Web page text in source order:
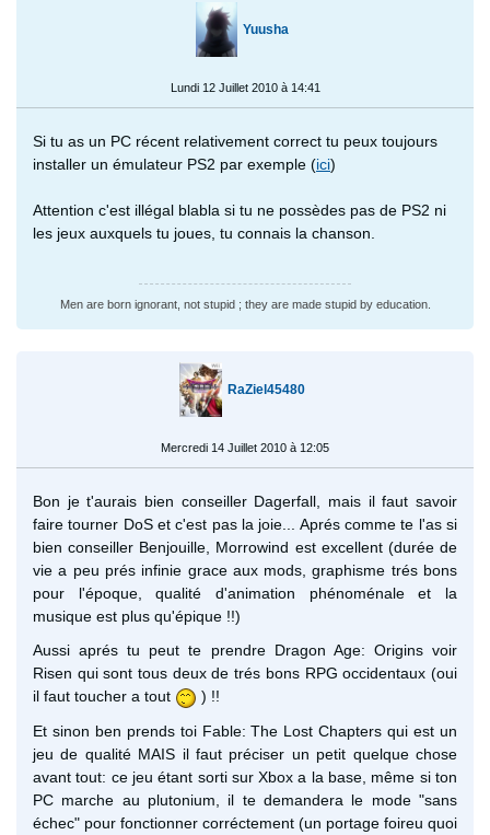
Yuusha
Lundi 12 Juillet 2010 à 14:41
Si tu as un PC récent relativement correct tu peux toujours
installer un émulateur PS2 par exemple (ici)
Attention c'est illégal blabla si tu ne possèdes pas de PS2 ni
les jeux auxquels tu joues, tu connais la chanson.
Men are born ignorant, not stupid ; they are made stupid by education.
RaZiel45480
Mercredi 14 Juillet 2010 à 12:05
Bon je t'aurais bien conseiller Dagerfall, mais il faut savoir
faire tourner DoS et c'est pas la joie... Aprés comme te l'as si
bien conseiller Benjouille, Morrowind est excellent (durée de
vie a peu prés infinie grace aux mods, graphisme trés bons
pour l'époque, qualité d'animation phénoménale et la
musique est plus qu'épique !!)
Aussi aprés tu peut te prendre Dragon Age: Origins voir
Risen qui sont tous deux de trés bons RPG occidentaux (oui
il faut toucher a tout
) !!
Et sinon ben prends toi Fable: The Lost Chapters qui est un
jeu de qualité MAIS il faut préciser un petit quelque chose
avant tout: ce jeu étant sorti sur Xbox a la base, même si ton
PC marche au plutonium, il te demandera le mode "sans
échec" pour fonctionner corréctement (un portage foireu quoi